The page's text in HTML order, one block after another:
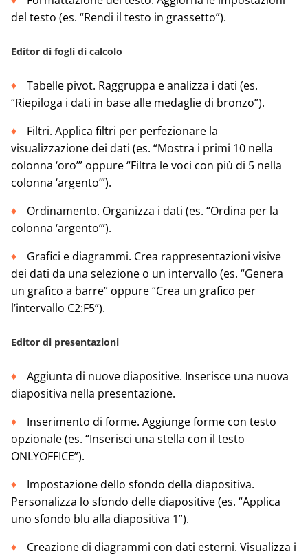
del testo (es. “Rendi il testo in grassetto”).
Editor di fogli di calcolo
Tabelle pivot. Raggruppa e analizza i dati (es.
“Riepiloga i dati in base alle medaglie di bronzo”).
Filtri. Applica filtri per perfezionare la
visualizzazione dei dati (es. “Mostra i primi 10 nella
colonna ‘oro’” oppure “Filtra le voci con più di 5 nella
colonna ‘argento’”).
Ordinamento. Organizza i dati (es. “Ordina per la
colonna ‘argento’”).
Grafici e diagrammi. Crea rappresentazioni visive
dei dati da una selezione o un intervallo (es. “Genera
un grafico a barre” oppure “Crea un grafico per
l’intervallo C2:F5”).
Editor di presentazioni
Aggiunta di nuove diapositive. Inserisce una nuova
diapositiva nella presentazione.
Inserimento di forme. Aggiunge forme con testo
opzionale (es. “Inserisci una stella con il testo
ONLYOFFICE”).
Impostazione dello sfondo della diapositiva.
Personalizza lo sfondo delle diapositive (es. “Applica
uno sfondo blu alla diapositiva 1”).
Creazione di diagrammi con dati esterni. Visualizza i